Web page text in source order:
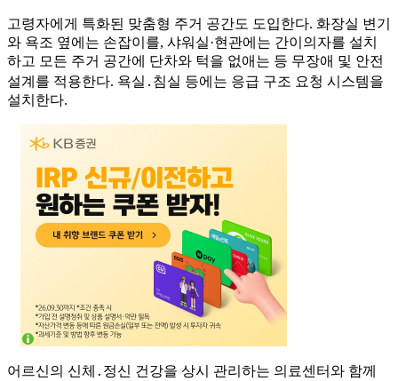
고령자에게 특화된 맞춤형 주거 공간도 도입한다. 화장실 변기
와 욕조 옆에는 손잡이를, 샤워실·현관에는 간이의자를 설치
하고 모든 주거 공간에 단차와 턱을 없애는 등 무장애 및 안전
설계를 적용한다. 욕실․침실 등에는 응급 구조 요청 시스템을
설치한다.
어르신의 신체․정신 건강을 상시 관리하는 의료센터와 함께